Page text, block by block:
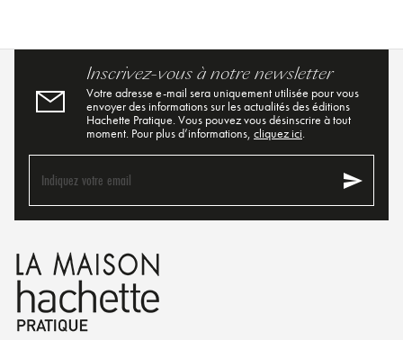
Inscrivez-vous à notre newsletter
Votre adresse e-mail sera uniquement utilisée pour vous
envoyer des informations sur les actualités des éditions
Hachette Pratique. Vous pouvez vous désinscrire à tout
moment. Pour plus d’informations, cliquez ici.
Indiquez votre email send